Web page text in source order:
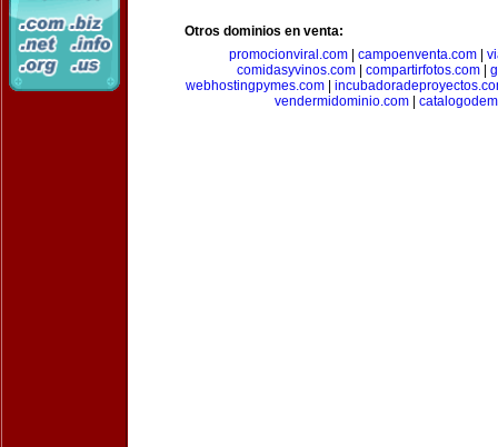
Otros dominios en venta:
promocionviral.com
campoenventa.com
comidasyvinos.com| compartirfotos.com|
webhostingpymes.com
vendermidominio.com|